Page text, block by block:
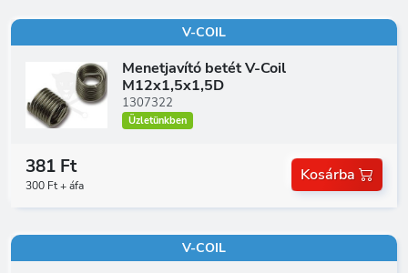
V-COIL
Menetjavító betét V-Coil
M12x1,5x1,5D
1307322
Üzletünkben
381 Ft
300 Ft + áfa
Kosárba
V-COIL